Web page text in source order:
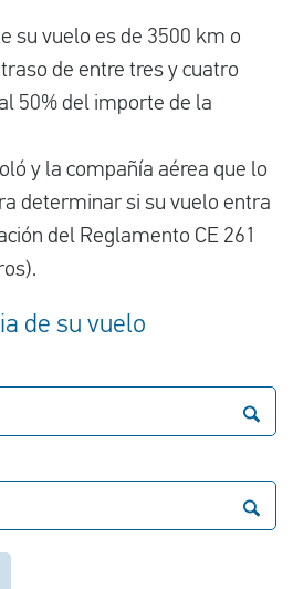
su vuelo es de 3500 km o
de entre tres y cuatro
50% del importe de la
y la compañía aérea que lo
determinar si su vuelo entra
del Reglamento CE 261
de su vuelo